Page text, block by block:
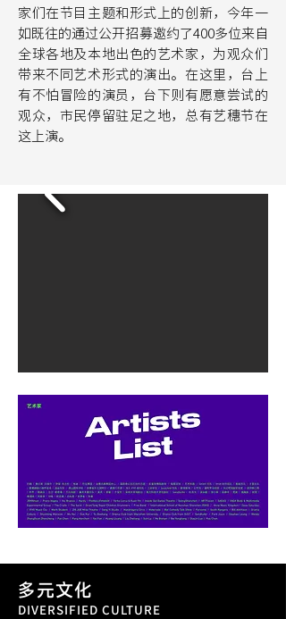
家们在节目主题和形式上的创新，今年一
如既往的通过公开招募邀约了400多位来自
全球各地及本地出色的艺术家，为观众们
带来不同艺术形式的演出。在这里，台上
有不怕冒险的演员，台下则有愿意尝试的
观众，市民停留驻足之地，总有艺穗节在
这上演。
多元文化
DIVERSIFIED CULTURE